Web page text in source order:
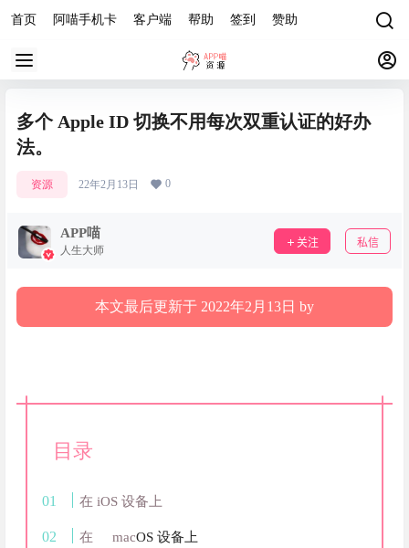
首页 阿喵手机卡 客户端 帮助 签到 赞助
多个 Apple ID 切换不用每次双重认证的好办
法。
资源 22年2月13日 0
APP喵
人生大师
关注 私信
本文最后更新于 2022年2月13日 by
目录
在 iOS 设备上
在 macOS 设备上